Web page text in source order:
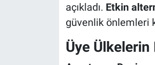
açıkladı. Etkin
güvenlik önlemleri
Üye Ülkelerin